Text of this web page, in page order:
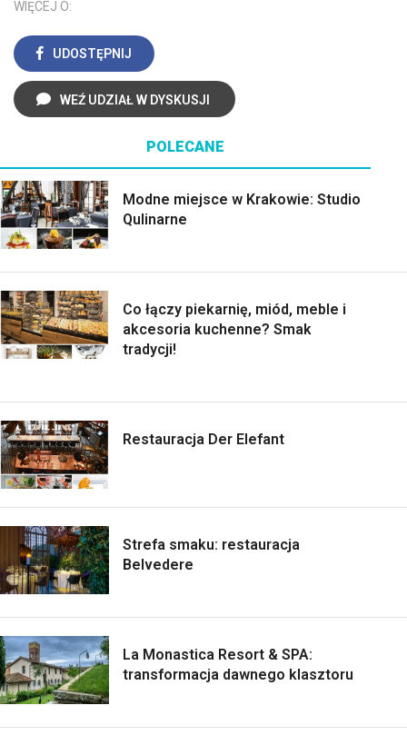
WIĘCEJ O:
UDOSTĘPNIJ
WEŹ UDZIAŁ W DYSKUSJI
POLECANE
Modne miejsce w Krakowie: Studio
Qulinarne
Co łączy piekarnię, miód, meble i
akcesoria kuchenne? Smak
tradycji!
Restauracja Der Elefant
Strefa smaku: restauracja
Belvedere
La Monastica Resort & SPA:
transformacja dawnego klasztoru